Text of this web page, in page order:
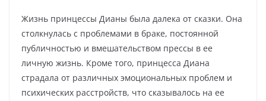
Жизнь принцессы Дианы была далека от сказки. Она
столкнулась с проблемами в браке, постоянной
публичностью и вмешательством прессы в ее
личную жизнь. Кроме того, принцесса Диана
страдала от различных эмоциональных проблем и
психических расстройств, что сказывалось на ее